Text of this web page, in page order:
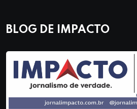
BLOG DE IMPACTO